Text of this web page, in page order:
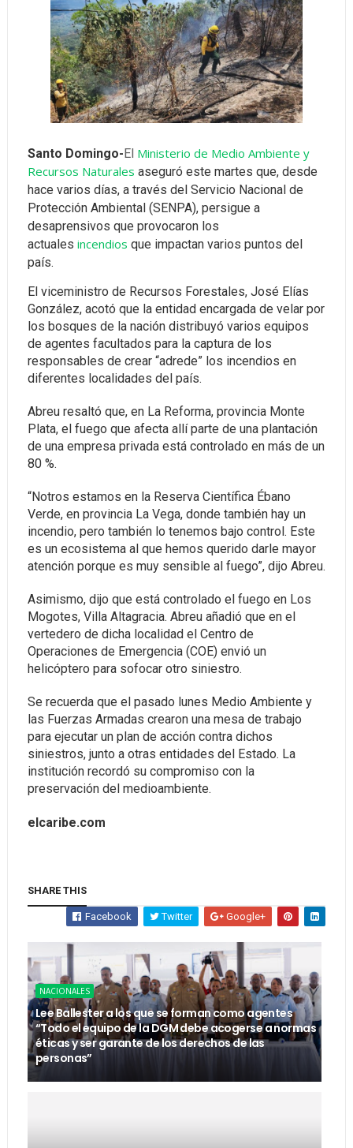
Santo Domingo-El Ministerio de Medio Ambiente y
Recursos Naturales aseguró este martes que, desde
hace varios días, a través del Servicio Nacional de
Protección Ambiental (SENPA), persigue a
desaprensivos que provocaron los
actuales incendios que impactan varios puntos del
país.
El viceministro de Recursos Forestales, José Elías
González, acotó que la entidad encargada de velar por
los bosques de la nación distribuyó varios equipos
de agentes facultados para la captura de los
responsables de crear “adrede” los incendios en
diferentes localidades del país.
Abreu resaltó que, en La Reforma, provincia Monte
Plata, el fuego que afecta allí parte de una plantación
de una empresa privada está controlado en más de un
80 %.
“Notros estamos en la Reserva Científica Ébano
Verde, en provincia La Vega, donde también hay un
incendio, pero también lo tenemos bajo control. Este
es un ecosistema al que hemos querido darle mayor
atención porque es muy sensible al fuego”, dijo Abreu.
Asimismo, dijo que está controlado el fuego en Los
Mogotes, Villa Altagracia. Abreu añadió que en el
vertedero de dicha localidad el Centro de
Operaciones de Emergencia (COE) envió un
helicóptero para sofocar otro siniestro.
Se recuerda que el pasado lunes Medio Ambiente y
las Fuerzas Armadas crearon una mesa de trabajo
para ejecutar un plan de acción contra dichos
siniestros, junto a otras entidades del Estado. La
institución recordó su compromiso con la
preservación del medioambiente.
elcaribe.com
SHARE THIS
Facebook Twitter Google+
NACIONALES
Lee Ballester a los que se forman como agentes
“Todo el equipo de la DGM debe acogerse a normas
éticas y ser garante de los derechos de las
personas”